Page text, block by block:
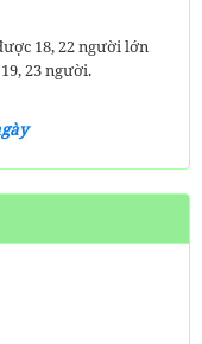
18, 22 người lớn
23 người.